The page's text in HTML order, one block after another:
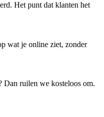
Het punt dat klanten het
wat je online ziet, zonder
Dan ruilen we kosteloos om.